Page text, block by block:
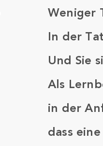
Weniger
In der
Und Sie
Als
in der
dass